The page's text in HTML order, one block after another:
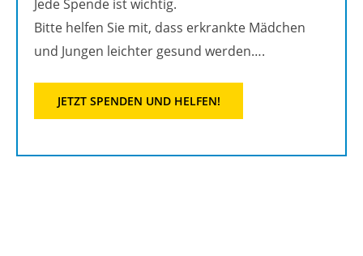
Jede Spen­de ist wich­tig.
Bitte hel­fen Sie mit, dass er­krank­te Mäd­chen
und Jun­gen leich­ter ge­sund wer­den….
JETZT SPEN­DEN UND HEL­FEN!